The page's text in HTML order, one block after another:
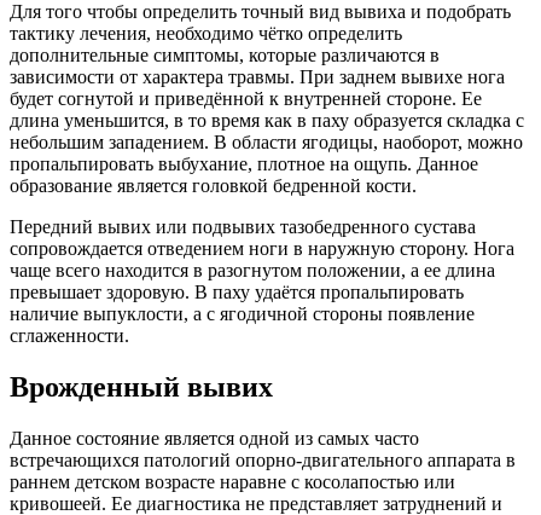
Для того чтобы определить точный вид вывиха и подобрать
тактику лечения, необходимо чётко определить
дополнительные симптомы, которые различаются в
зависимости от характера травмы. При заднем вывихе нога
будет согнутой и приведённой к внутренней стороне. Ее
длина уменьшится, в то время как в паху образуется складка с
небольшим западением. В области ягодицы, наоборот, можно
пропальпировать выбухание, плотное на ощупь. Данное
образование является головкой бедренной кости.
Передний вывих или подвывих тазобедренного сустава
сопровождается отведением ноги в наружную сторону. Нога
чаще всего находится в разогнутом положении, а ее длина
превышает здоровую. В паху удаётся пропальпировать
наличие выпуклости, а с ягодичной стороны появление
сглаженности.
Врожденный вывих
Данное состояние является одной из самых часто
встречающихся патологий опорно-двигательного аппарата в
раннем детском возрасте наравне с косолапостью или
кривошеей. Ее диагностика не представляет затруднений и